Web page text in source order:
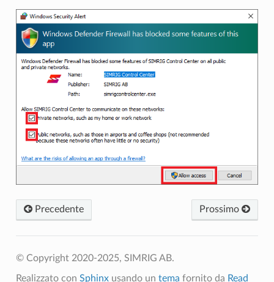
Precedente Prossimo
© Copyright 2020-2025, SIMRIG AB.
Realizzato con Sphinxusando un tema fornito da Read